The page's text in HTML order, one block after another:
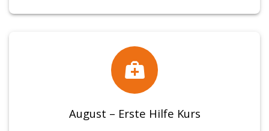
August – Erste Hilfe Kurs